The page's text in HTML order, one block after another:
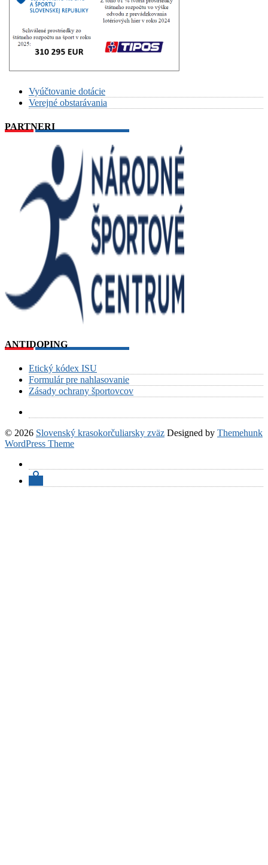
Vyúčtovanie dotácie
Verejné obstarávania
PARTNERI
ANTIDOPING
Etický kódex ISU
Formulár pre nahlasovanie
Zásady ochrany športovcov
© 2026 Slovenský krasokorčuliarsky zväz Designed by Themehunk
WordPress Theme